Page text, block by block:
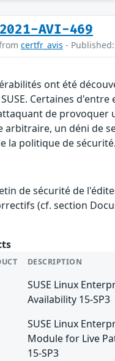
2021-AVI-469
certfr_avis -
ont été
Certaines d'entre
de provoquer
arbitraire, un déni de
la politique de sécurité.
de sécurité de
(cf. section
DESCRIPTION
SUSE Linux
Availability 15-SP3
SUSE Linux
Module for Live
15-SP3